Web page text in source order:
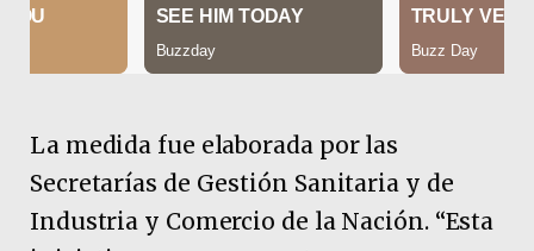
La medida fue elaborada por las
Secretarías de Gestión Sanitaria y de
Industria y Comercio de la Nación. “Esta